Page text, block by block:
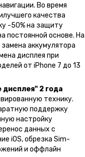
Во время
качества
-50% на защиту
постоянной основе. На
аккумулятора
дисплея при
от iPhone 7 до 13
дисплея" 2 года
технику.
поддержку
настройку
данных с
iOS, обрезка Sim-
и оффлайн